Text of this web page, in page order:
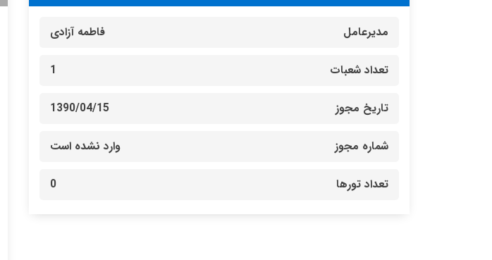
مدیرعامل فاطمه آزادی
تعداد شعبات 1
تاریخ مجوز 1390/04/15
شماره مجوز وارد نشده است
تعداد تورها 0